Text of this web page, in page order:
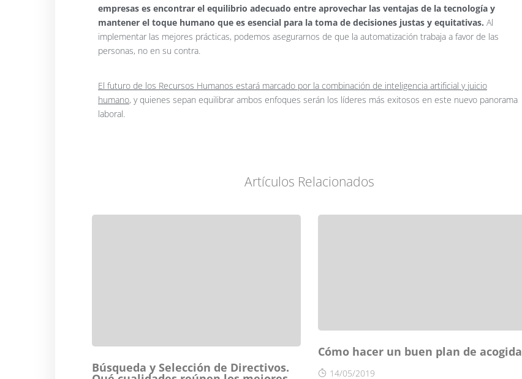
empresas es encontrar el equilibrio adecuado entre aprovechar las ventajas de la tecnología y
mantener el toque humano que es esencial para la toma de decisiones justas y equitativas. Al
implementar las mejores prácticas, podemos asegurarnos de que la automatización trabaja a favor de las
personas, no en su contra.
El futuro de los Recursos Humanos estará marcado por la combinación de inteligencia artificial y juicio
humano, y quienes sepan equilibrar ambos enfoques serán los líderes más exitosos en este nuevo panorama
laboral.
Artículos Relacionados
Búsqueda y Selección de Directivos.
Cómo hacer un buen plan de acogida
14/05/2019